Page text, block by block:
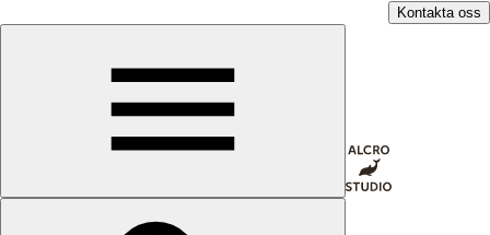
Kontakta oss